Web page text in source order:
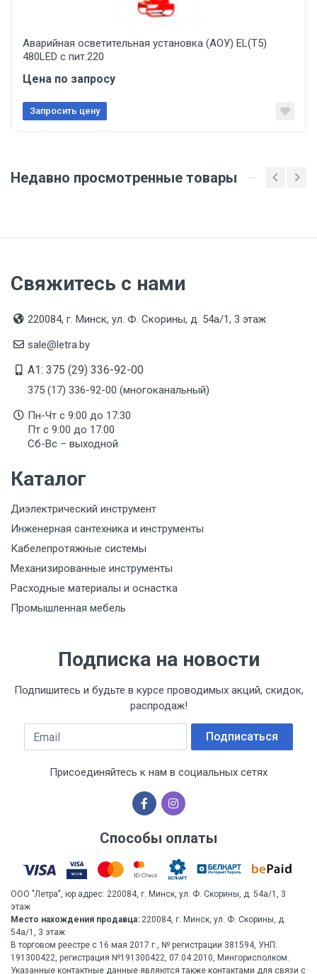
Отправить отзыв
Аварийная осветительная установка (АОУ) EL(T5)
480LED с пит.220
Цена по запросу
Запросить цену
Недавно просмотренные товары
Свяжитесь с нами
220084, г. Минск, ул. Ф. Скорины, д. 54а/1, 3 этаж
sale@letra.by
A1: 375 (29) 336-92-00
375 (17) 336-92-00 (многоканальный)
Пн-Чт с 9:00 до 17:30
Пт с 9:00 до 17:00
Сб-Вс – выходной
Каталог
Диэлектрический инструмент
Инженерная сантехника и инструменты
Кабелепротяжные системы
Механизированные инструменты
Расходные материалы и оснастка
Промышленная мебель
Подписка на новости
Подпишитесь и будьте в курсе проводимых акций, скидок,
распродаж!
Email Подписаться
Присоединяйтесь к нам в социальных сетях
Способы оплаты
ООО "Летра", юр.адрес: 220084, г. Минск, ул. Ф. Скорины, д. 54а/1, 3
этаж
Место нахождения продавца: 220084, г. Минск, ул. Ф. Скорины, д.
54а/1, 3 этаж
В торговом реестре с 16 мая 2017 г., № регистрации 381594, УНП:
191300422, регистрация №191300422, 07.04.2010, Мингорисполком.
Указанные контактные данные являются также контактами для связи с